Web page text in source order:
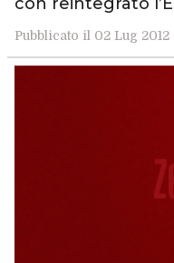
Pubblicato il 02 Lug 2012